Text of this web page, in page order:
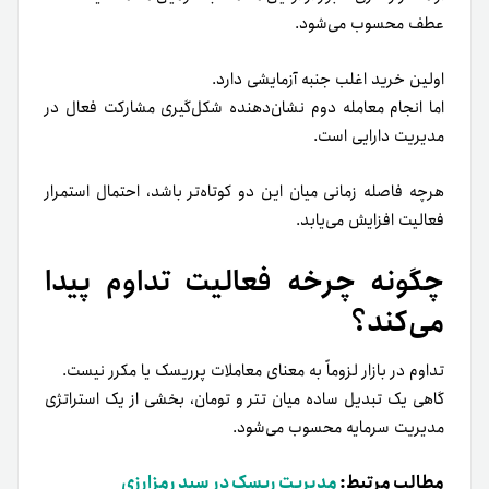
عطف محسوب می‌شود.
اولین خرید اغلب جنبه آزمایشی دارد.
اما انجام معامله دوم نشان‌دهنده شکل‌گیری مشارکت فعال در
مدیریت دارایی است.
هرچه فاصله زمانی میان این دو کوتاه‌تر باشد، احتمال استمرار
فعالیت افزایش می‌یابد.
چگونه چرخه فعالیت تداوم پیدا
می‌کند؟
تداوم در بازار لزوماً به معنای معاملات پرریسک یا مکرر نیست.
گاهی یک تبدیل ساده میان تتر و تومان، بخشی از یک استراتژی
مدیریت سرمایه محسوب می‌شود.
مطالب مرتبط:مدیریت ریسک در سبد رمزارزی